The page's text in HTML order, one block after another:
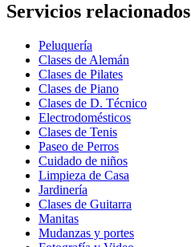
Servicios relacionados
Peluquería
Clases de Alemán
Clases de Pilates
Clases de Piano
Clases de D. Técnico
Electrodomésticos
Clases de Tenis
Paseo de Perros
Cuidado de niños
Limpieza de Casa
Jardinería
Clases de Guitarra
Manitas
Mudanzas y portes